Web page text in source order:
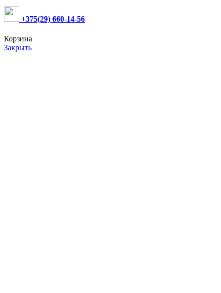
+375(29) 660-14-56
Корзина
Закрыть